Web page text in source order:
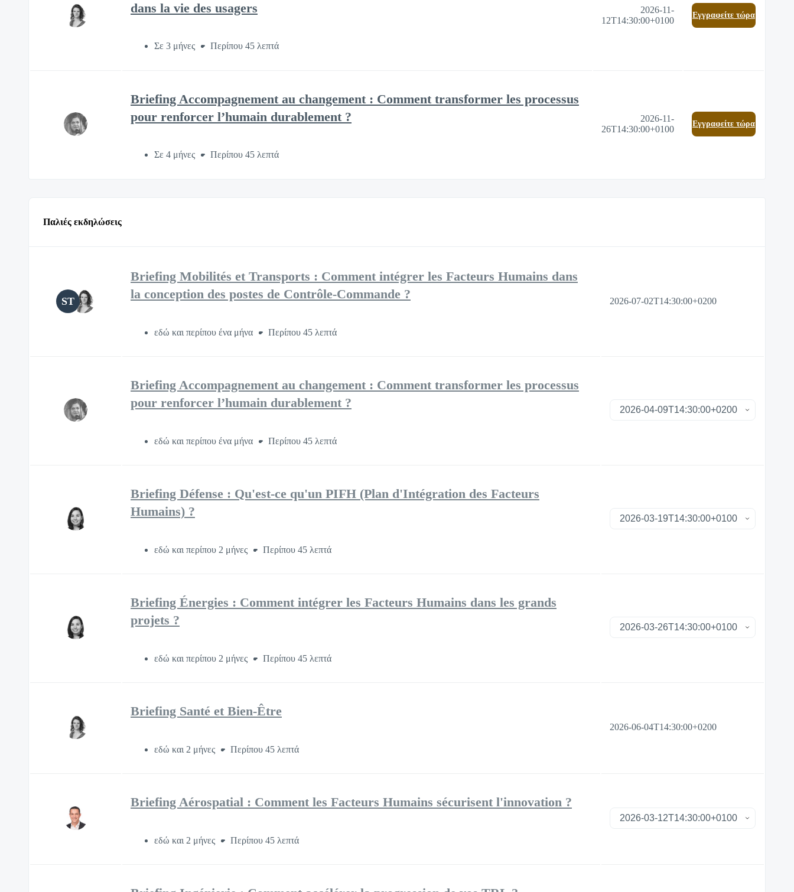
dans la vie des usagers
Σε 3 μήνες Περίπου 45 λεπτά
2026-11-
12T14:30:00+0100
Eγγραφείτε τώρα
Briefing Accompagnement au changement : Comment transformer les processus
pour renforcer l’humain durablement ?
Σε 4 μήνες Περίπου 45 λεπτά
2026-11-
26T14:30:00+0100
Eγγραφείτε τώρα
Παλιές εκδηλώσεις
ST
Briefing Mobilités et Transports : Comment intégrer les Facteurs Humains dans
la conception des postes de Contrôle-Commande ?
εδώ και περίπου ένα μήνα Περίπου 45 λεπτά
2026-07-02T14:30:00+0200
Briefing Accompagnement au changement : Comment transformer les processus
pour renforcer l’humain durablement ?
εδώ και περίπου ένα μήνα Περίπου 45 λεπτά
Briefing Défense : Qu'est-ce qu'un PIFH (Plan d'Intégration des Facteurs
Humains) ?
εδώ και περίπου 2 μήνες Περίπου 45 λεπτά
Briefing Énergies : Comment intégrer les Facteurs Humains dans les grands
projets ?
εδώ και περίπου 2 μήνες Περίπου 45 λεπτά
Briefing Santé et Bien-Être
εδώ και 2 μήνες Περίπου 45 λεπτά
2026-06-04T14:30:00+0200
Briefing Aérospatial : Comment les Facteurs Humains sécurisent l'innovation ?
εδώ και 2 μήνες Περίπου 45 λεπτά